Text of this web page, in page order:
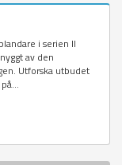
i serien Il
av den
Utforska utbudet